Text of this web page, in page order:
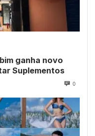
ganha novo
Suplementos
0